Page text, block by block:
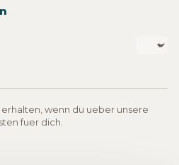
wenn du ueber unsere
fuer dich.